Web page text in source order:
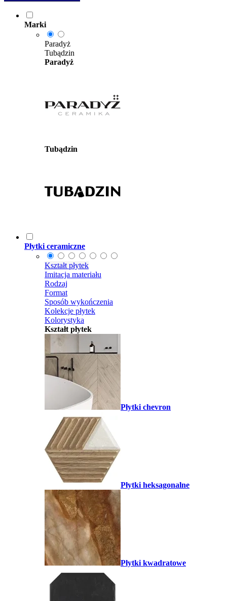
Marki
Paradyż
Tubądzin
Paradyż
Tubądzin
Płytki ceramiczne
Kształt płytek
Imitacja materiału
Rodzaj
Format
Sposób wykończenia
Kolekcje płytek
Kolorystyka
Kształt płytek
Płytki chevron
Płytki heksagonalne
Płytki kwadratowe